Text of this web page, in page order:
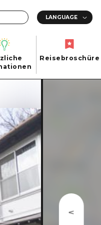
Katastrophen
Reisebroschüre